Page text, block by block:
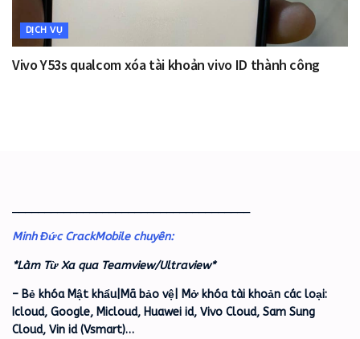
DỊCH VỤ
Vivo Y53s qualcom xóa tài khoản vivo ID thành công
Minh Đức CrackMobile chuyên:
*Làm Từ Xa qua Teamview/Ultraview*
– Bẻ khóa Mật khẩu|Mã bảo vệ| Mở khóa tài khoản các loại:
Icloud, Google, Micloud, Huawei id, Vivo Cloud, Sam Sung
Cloud, Vin id (Vsmart)…